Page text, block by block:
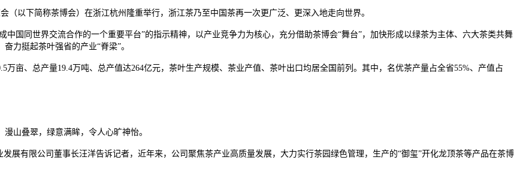
以下简称茶博会）在浙江杭州隆重举行，浙江茶乃至中国茶再一次更广泛、更深入地走向世界。
国同世界交流合作的一个重要平台”的指示精神，以产业竞争力为核心，充分借助茶博会“舞台”，加快形成以绿茶为主体、六大茶类共舞
力挺起茶叶强省的产业“脊梁”。
亩、总产量19.4万吨、总产值达264亿元，茶叶生产规模、茶业产值、茶叶出口均居全国前列。其中，名优茶产量占全省55%、产值占
山叠翠，绿意满眸，令人心旷神怡。
展有限公司董事长汪洋告诉记者，近年来，公司聚焦茶产业高质量发展，大力实行茶园绿色管理，生产的“御玺”开化龙顶茶等产品在茶博